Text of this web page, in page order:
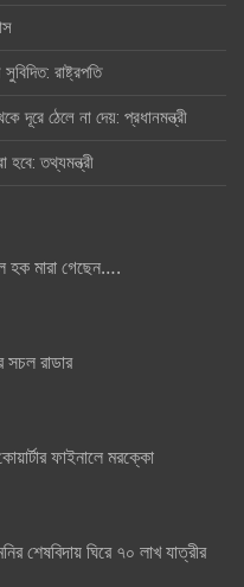
রাষ্ট্রপতি
দূরে ঠেলে না দেয়: প্রধানমন্ত্রী
তথ্যমন্ত্রী
মারা গেছেন….
রাডার
ফাইনালে মরক্কো
শেষবিদায় ঘিরে ৭০ লাখ যাত্রীর